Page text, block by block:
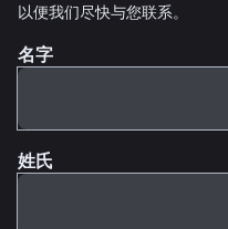
以便我们尽快与您联系。
名字
姓氏